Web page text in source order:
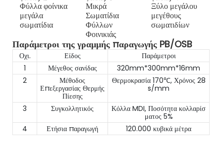
Φύλλα φοίνικα
μεγάλα
σωματίδια
Μικρά
Σωματίδια
Φύλλων
Φοινικιάς
Ξύλο μεγάλου
μεγέθους
σωματιδίων
Παράμετροι της γραμμής παραγωγής PB/OSB
Οχι. Είδος
Παράμετροι
1
Μέγεθος σανίδας
320mm*300mm*16mm
2
Μέθοδος
Επεξεργασίας Θερμής
Πίεσης
Θερμοκρασία 170℃, Χρόνος 28
s/mm
3 Συγκολλητικός
Κόλλα MDI, Ποσότητα κολλαρίσ
ματος 5%
4
Ετήσια παραγωγή 120.000 κυβικά μέτρα